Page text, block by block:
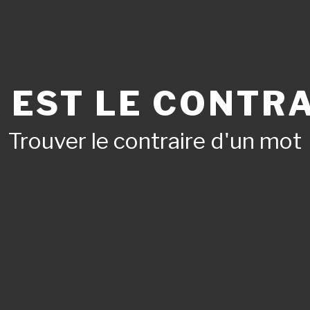
EST LE
Trouver le contraire d'un mot